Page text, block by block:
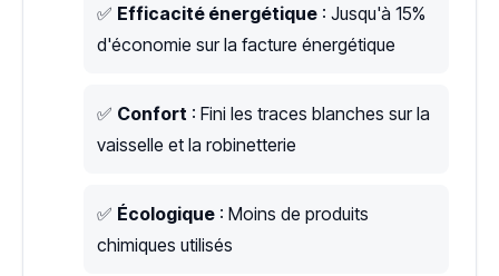
✅ Efficacité énergétique : Jusqu'à 15%
d'économie sur la facture énergétique
✅ Confort : Fini les traces blanches sur la
vaisselle et la robinetterie
✅ Écologique : Moins de produits
chimiques utilisés